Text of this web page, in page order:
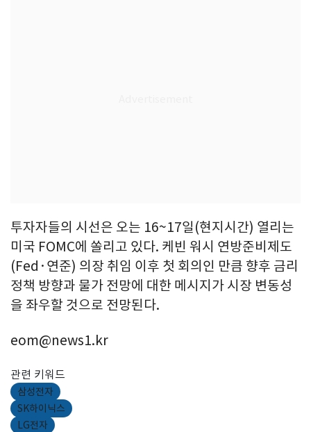
투자자들의 시선은 오는 16~17일(현지시간) 열리는
미국 FOMC에 쏠리고 있다. 케빈 워시 연방준비제도
(Fed·연준) 의장 취임 이후 첫 회의인 만큼 향후 금리
정책 방향과 물가 전망에 대한 메시지가 시장 변동성
을 좌우할 것으로 전망된다.
eom@news1.kr
관련 키워드
삼성전자
SK하이닉스
LG전자